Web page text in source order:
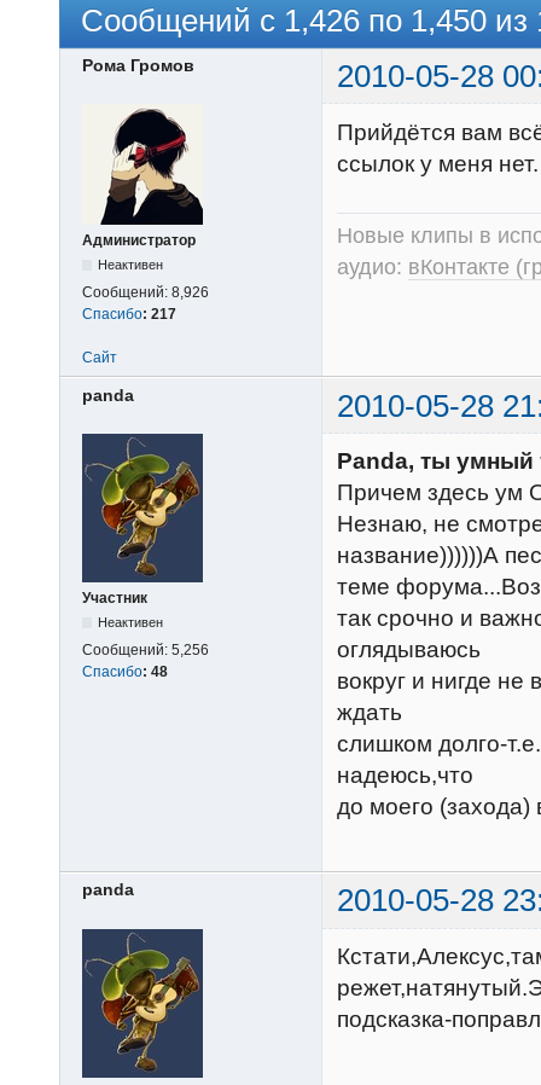
Сообщений с 1,426 по 1,450 из
Рома Громов 2010-05-28
Администратор
Неактивен
Сообщений: 8,926
Спасибо: 217
Прийдётся вам
ссылок у меня нет.
Новые клипы в
аудио: вКонтакте
Сайт
panda 2010-05-28
Участник
Неактивен
Сообщений: 5,256
Спасибо: 48
Panda, ты умный
Причем здесь ум
Незнаю, не
название))))))А
теме
так срочно и
оглядываюсь
вокруг и нигде
ждать
слишком долго-
надеюсь,что
до моего
panda 2010-05-28
подсказка-